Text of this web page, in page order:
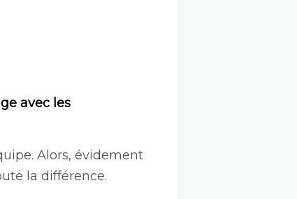
avec les
Alors, évidement
la différence.